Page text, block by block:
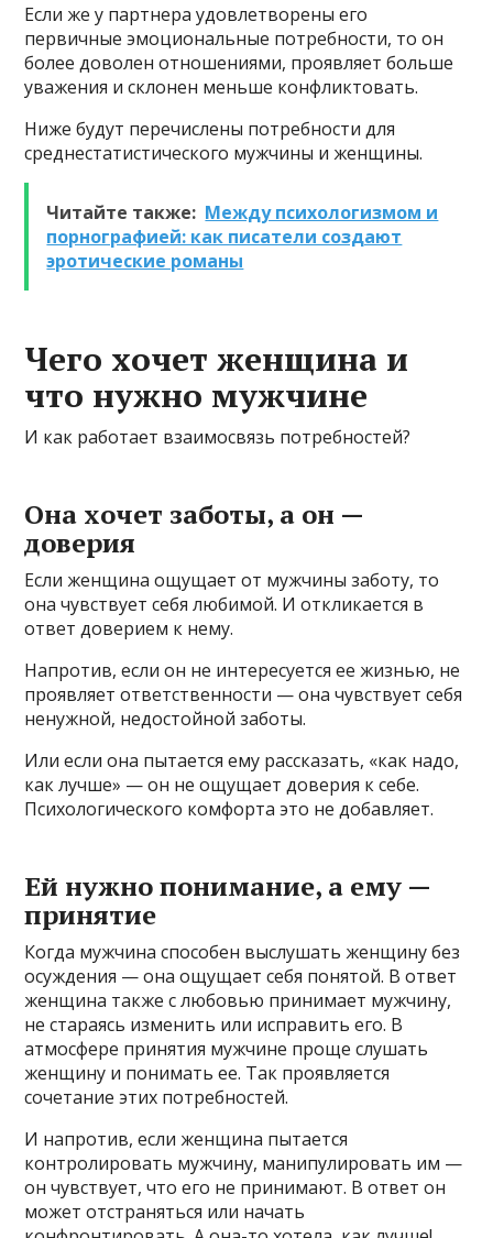
Если же у партнера удовлетворены его
первичные эмоциональные потребности, то он
более доволен отношениями, проявляет больше
уважения и склонен меньше конфликтовать.
Ниже будут перечислены потребности для
среднестатистического мужчины и женщины.
Читайте также: Между психологизмом и
порнографией: как писатели создают
эротические романы
Чего хочет женщина и
что нужно мужчине
И как работает взаимосвязь потребностей?
Она хочет заботы, а он —
доверия
Если женщина ощущает от мужчины заботу, то
она чувствует себя любимой. И откликается в
ответ доверием к нему.
Напротив, если он не интересуется ее жизнью, не
проявляет ответственности — она чувствует себя
ненужной, недостойной заботы.
Или если она пытается ему рассказать, «как надо,
как лучше» — он не ощущает доверия к себе.
Психологического комфорта это не добавляет.
Ей нужно понимание, а ему —
принятие
Когда мужчина способен выслушать женщину без
осуждения — она ощущает себя понятой. В ответ
женщина также с любовью принимает мужчину,
не стараясь изменить или исправить его. В
атмосфере принятия мужчине проще слушать
женщину и понимать ее. Так проявляется
сочетание этих потребностей.
И напротив, если женщина пытается
контролировать мужчину, манипулировать им —
он чувствует, что его не принимают. В ответ он
может отстраняться или начать